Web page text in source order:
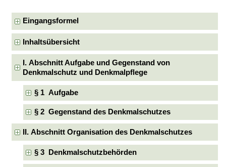
Eingangsformel
Inhaltsübersicht
I. Abschnitt Aufgabe und Gegenstand von
Denkmalschutz und Denkmalpflege
§ 1 Aufgabe
§ 2 Gegenstand des Denkmalschutzes
II. Abschnitt Organisation des Denkmalschutzes
§ 3 Denkmalschutzbehörden